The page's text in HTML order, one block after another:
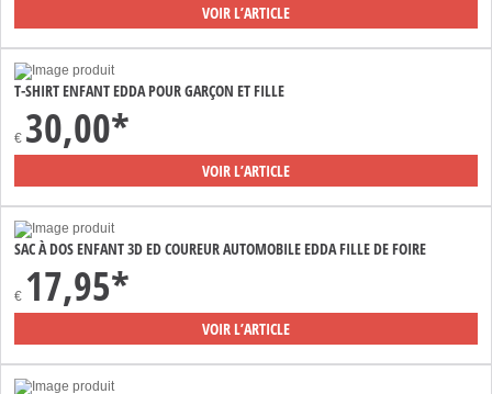
VOIR L’ARTICLE
T-SHIRT ENFANT EDDA POUR GARÇON ET FILLE
€ 30,00*
VOIR L’ARTICLE
SAC À DOS ENFANT 3D ED COUREUR AUTOMOBILE EDDA FILLE DE FOIRE
€ 17,95*
VOIR L’ARTICLE